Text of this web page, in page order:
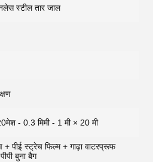
स्टील तार जाल
- 0.3 मिमी - 1 मी × 20 मी
+ पीई स्ट्रेच फिल्म + गाढ़ा वाटरप्रूफ
बुना बैग